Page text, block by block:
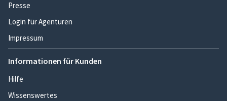
Presse
Login für Agenturen
Impressum
Informationen für Kunden
Hilfe
Wissenswertes